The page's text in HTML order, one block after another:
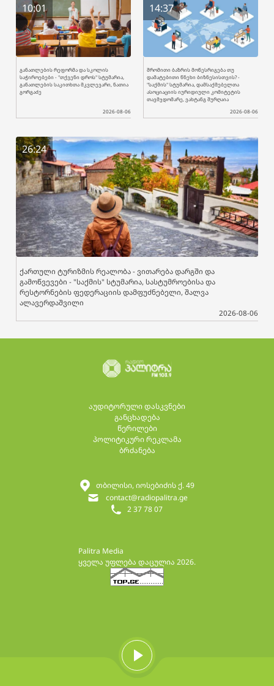
10:01
განათლების რეფორმა და სკოლის
საჭიროებები - "თქვენი დროს" სტუმარია,
განათლების საკითხთა მკვლევარი, ნათია
გორგაძე
2026-08-06
14:37
შრომითი ბაზრის მოწესრიგება თუ
დამატებითი წნეხი ბიზნესისთვის? -
"საქმის" სტუმარია, დამსაქმებელთა
ასოციაციის იურიდიული კომიტეტის
თავმჯდომარე, ვახტანგ შურღაია
2026-08-06
26:24
ქართული ტურიზმის რეალობა - ვითარება დარგში და
გამოწვევები - "საქმის" სტუმარია, სასტუმროებისა და
რესტორნების ფედერაციის დამფუძნებელი, შალვა
ალავერდაშვილი
2026-08-06
აუდიტორული დასკვნები
განცხადება
წერილები
პოლიტიკური რეკლამა
ბრძანება
Palitra Media
ყველა უფლება დაცულია 2026.
2 37 78 07
contact@radiopalitra.ge
თბილისი, იოსებიძის ქ. 49